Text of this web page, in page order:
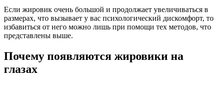
Если жировик очень большой и продолжает увеличиваться в
размерах, что вызывает у вас психологический дискомфорт, то
избавиться от него можно лишь при помощи тех методов, что
представлены выше.
Почему появляются жировики на
глазах